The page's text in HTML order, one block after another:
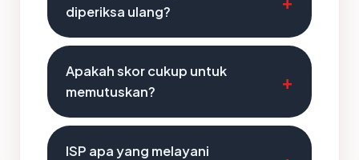
diperiksa ulang?
Apakah skor cukup untuk
memutuskan?
ISP apa yang melayani